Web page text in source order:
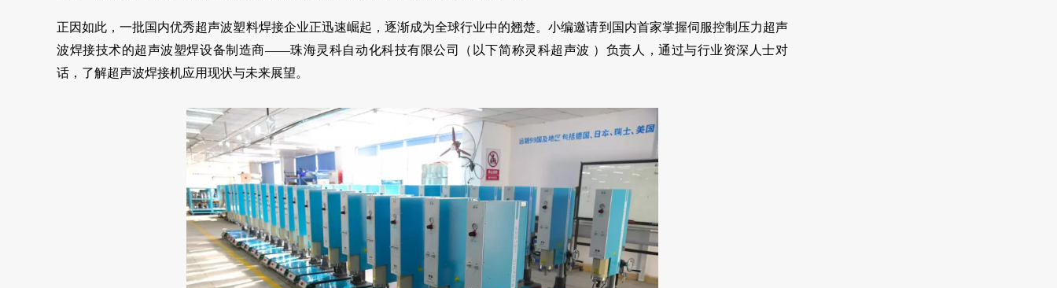
正因如此，一批国内优秀超声波塑料焊接企业正迅速崛起，逐渐成为全球行业中的翘楚。小编邀请到国内首家掌握伺服控制压力超声
波焊接技术的超声波塑焊设备制造商——珠海灵科自动化科技有限公司（以下简称灵科超声波 ）负责人，通过与行业资深人士对
话，了解超声波焊接机应用现状与未来展望。